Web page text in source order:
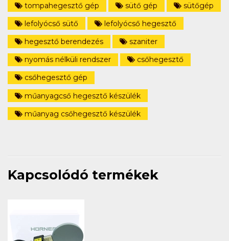
tompahegesztő gép sütő gép
sütőgép
lefolyócső sütő
lefolyócső hegesztő
hegesztő berendezés
szaniter
nyomás nélküli rendszer
csőhegesztő
csőhegesztő gép
műanyagcső hegesztő készülék
műanyag csőhegesztő készülék
Kapcsolódó termékek